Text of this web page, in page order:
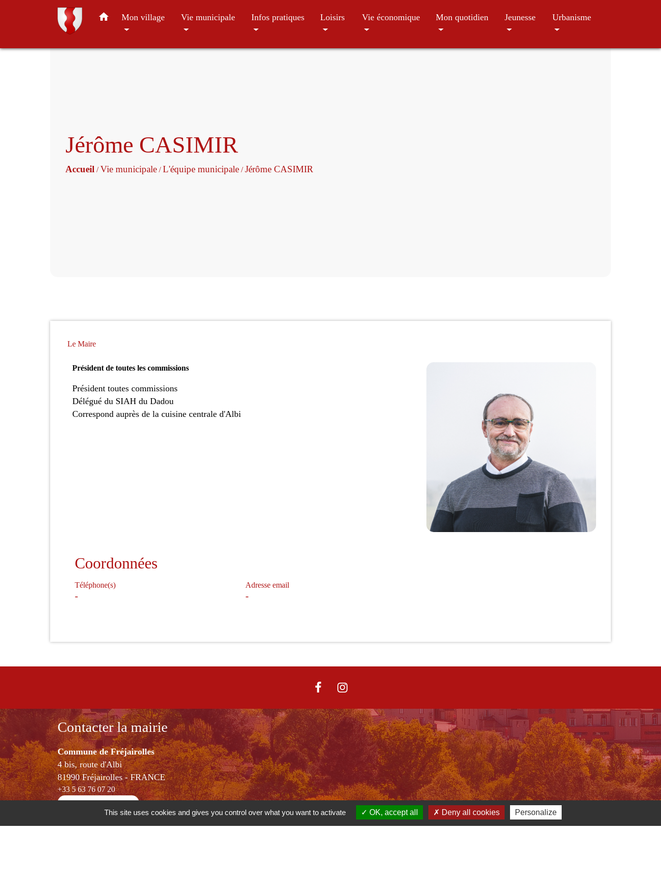
home Mon village Vie municipale Infos pratiques Loisirs Vie économique Mon quotidien Jeunesse Urbanisme
Jérôme CASIMIR
Accueil /Vie municipale /L'équipe municipale /Jérôme CASIMIR
Le Maire
Président de toutes les commissions
Président toutes commissions
Délégué du SIAH du Dadou
Correspond auprès de la cuisine centrale d'Albi
Coordonnées
Téléphone(s)
-
Adresse email
-
Contacter la mairie
Commune de Fréjairolles
4 bis, route d'Albi
81990 Fréjairolles - FRANCE
+33 5 63 76 07 20
This site uses cookies and gives you control over what you want to activate OK, accept all Deny all cookies Personalize